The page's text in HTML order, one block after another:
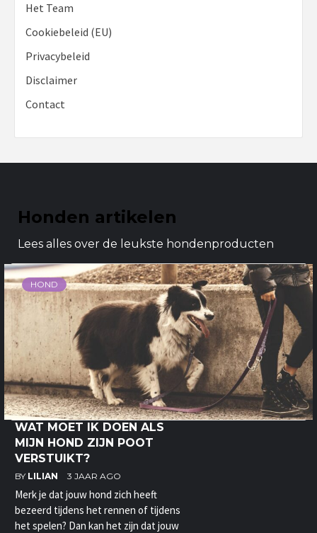
Het Team
Cookiebeleid (EU)
Privacybeleid
Disclaimer
Contact
Honden artikelen
Lees alles over de leukste hondenproducten
HOND
WAT MOET IK DOEN ALS
MIJN HOND ZIJN POOT
VERSTUIKT?
BY LILIAN 3 JAAR AGO
Merk je dat jouw hond zich heeft
bezeerd tijdens het rennen of tijdens
het spelen? Dan kan het zijn dat jouw